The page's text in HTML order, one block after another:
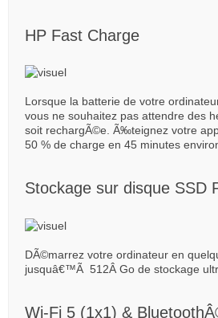
HP Fast Charge
Lorsque la batterie de votre
vous ne souhaitez pas attendre des
soit rechargÃ©e. Ã‰teignez votre
50 % de charge en 45 minutes
Stockage sur disque SSD
DÃ©marrez votre ordinateur en
jusquâ€™Ã 512Â Go de stockage
Wi-Fi 5 (1x1) &